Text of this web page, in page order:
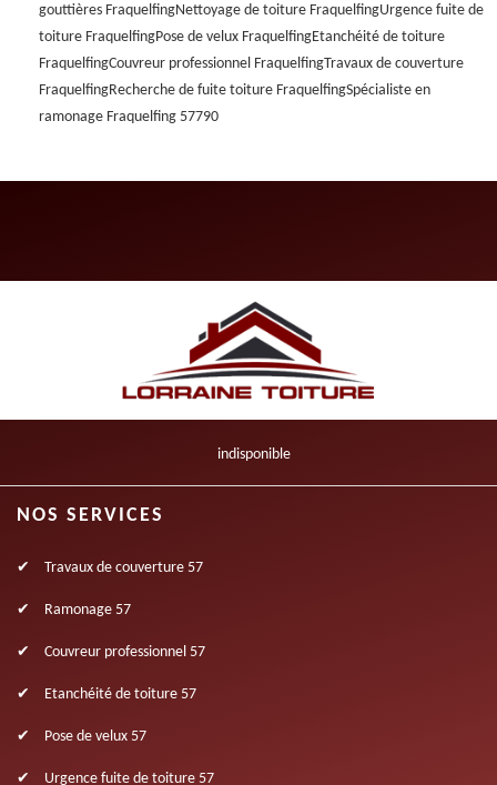
gouttières FraquelfingNettoyage de toiture FraquelfingUrgence fuite de
toiture FraquelfingPose de velux FraquelfingEtanchéité de toiture
FraquelfingCouvreur professionnel FraquelfingTravaux de couverture
FraquelfingRecherche de fuite toiture FraquelfingSpécialiste en
ramonage Fraquelfing 57790
indisponible
NOS SERVICES
Travaux de couverture 57
Ramonage 57
Couvreur professionnel 57
Etanchéité de toiture 57
Pose de velux 57
Urgence fuite de toiture 57